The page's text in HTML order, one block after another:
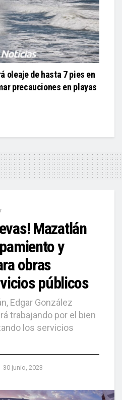
oleaje de hasta 7 pies en
precauciones en playas
Mazatlán
y
obras
públicos
Edgar González
trabajando por el bien
los servicios
30 junio, 2023